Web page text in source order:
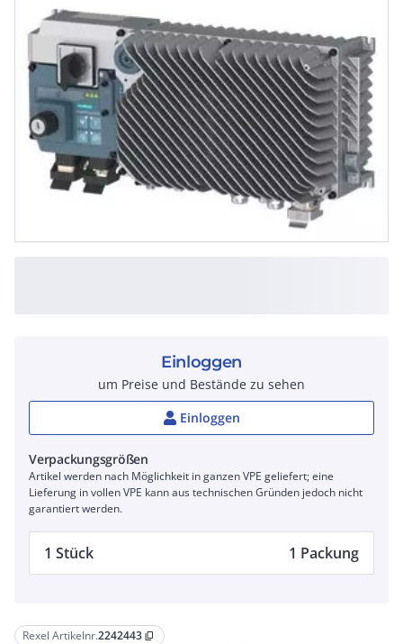
Rexel Artikelnr.2242443 content_copy
Einloggen
um Preise und Bestände zu sehen
Einloggen
Verpackungsgrößen
Artikel werden nach Möglichkeit in ganzen VPE geliefert; eine
Lieferung in vollen VPE kann aus technischen Gründen jedoch nicht
garantiert werden.
1 Stück 1 Packung